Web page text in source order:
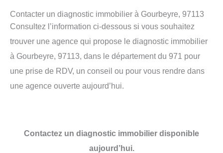
Contacter un diagnostic immobilier à Gourbeyre, 97113
Consultez l’information ci-dessous si vous souhaitez
trouver une agence qui propose le diagnostic immobilier
à Gourbeyre, 97113, dans le département du 971 pour
une prise de RDV, un conseil ou pour vous rendre dans
une agence ouverte aujourd’hui.
Contactez un diagnostic immobilier disponible
aujourd’hui.